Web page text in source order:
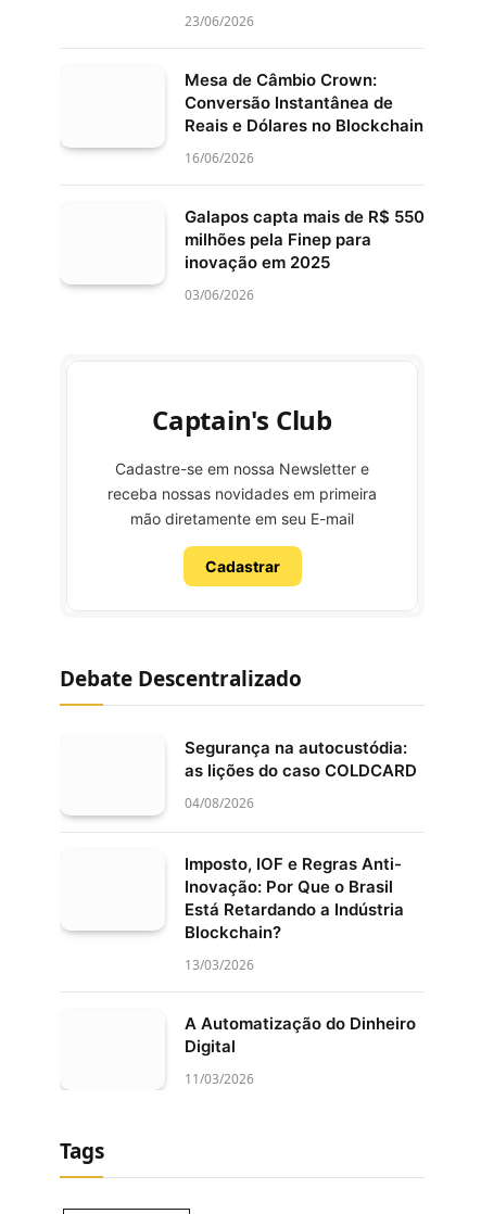
23/06/2026
Mesa de Câmbio Crown:
Conversão Instantânea de
Reais e Dólares no Blockchain
16/06/2026
Galapos capta mais de R$ 550
milhões pela Finep para
inovação em 2025
03/06/2026
Captain's Club
Cadastre-se em nossa Newsletter e
receba nossas novidades em primeira
mão diretamente em seu E-mail
Cadastrar
Debate Descentralizado
Segurança na autocustódia:
as lições do caso COLDCARD
04/08/2026
Imposto, IOF e Regras Anti-
Inovação: Por Que o Brasil
Está Retardando a Indústria
Blockchain?
13/03/2026
A Automatização do Dinheiro
Digital
11/03/2026
Tags